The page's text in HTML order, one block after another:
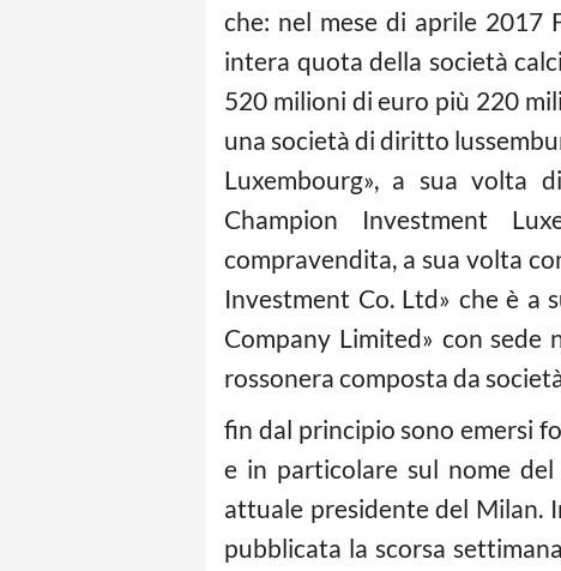
che: nel mese di aprile 2017
intera quota della società
520 milioni di euro più 220
una società di diritto
Luxembourg», a sua volta
Champion Investment
compravendita, a sua volta
Investment Co. Ltd» che è a
Company Limited» con sede
rossonera composta da
fin dal principio sono emersi
e in particolare sul nome del
attuale presidente del Milan.
pubblicata la scorsa